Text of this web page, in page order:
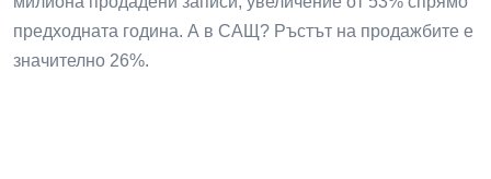
предходната година. А в САЩ? Ръстът на продажбите е
значително 26%.